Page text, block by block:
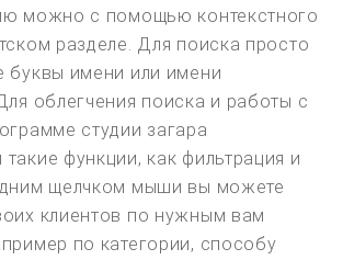
можно с помощью контекстного
разделе. Для поиска просто
буквы имени или имени
облегчения поиска и работы с
студии загара
функции, как фильтрация и
щелчком мыши вы можете
клиентов по нужным вам
по категории, способу